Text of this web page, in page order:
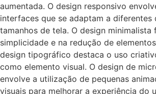
aumentada. O design responsivo
interfaces que se adaptam a diferentes
tamanhos de tela. O design minimalista
simplicidade e na redução de
design tipográfico destaca o uso
como elemento visual. O design de
envolve a utilização de pequenas
visuais para melhorar a experiência do